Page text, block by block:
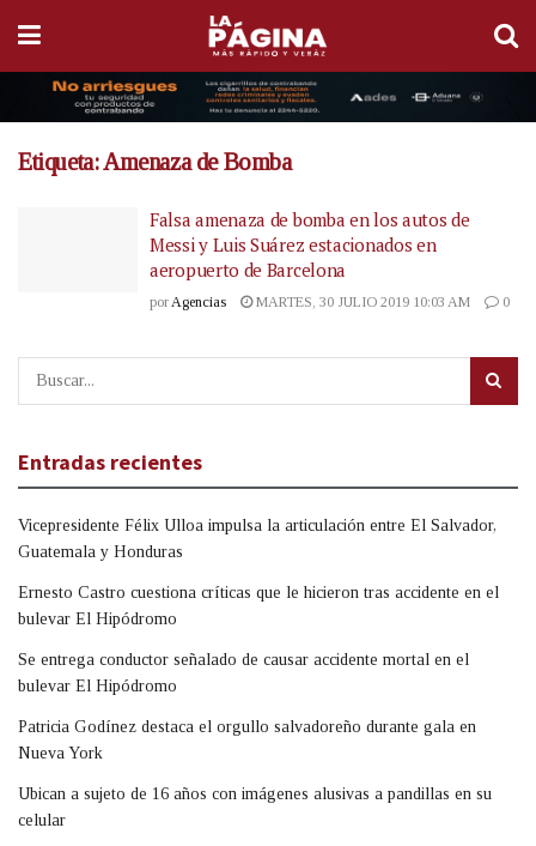
Etiqueta:Amenaza de Bomba
Falsa amenaza de bomba en los autos de
Messi y Luis Suárez estacionados en
aeropuerto de Barcelona
por Agencias MARTES, 30 JULIO 2019 10:03 AM 0
Entradas recientes
Vicepresidente Félix Ulloa impulsa la articulación entre El Salvador,
Guatemala y Honduras
Ernesto Castro cuestiona críticas que le hicieron tras accidente en el
bulevar El Hipódromo
Se entrega conductor señalado de causar accidente mortal en el
bulevar El Hipódromo
Patricia Godínez destaca el orgullo salvadoreño durante gala en
Nueva York
Ubican a sujeto de 16 años con imágenes alusivas a pandillas en su
celular